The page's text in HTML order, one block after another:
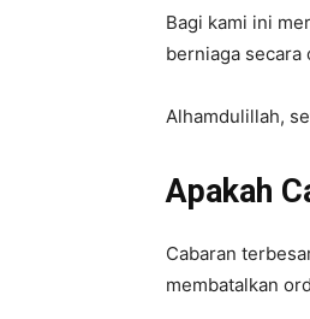
Bagi kami ini
berniaga
Alhamdulillah,
Apakah
Cabaran
membatalkan